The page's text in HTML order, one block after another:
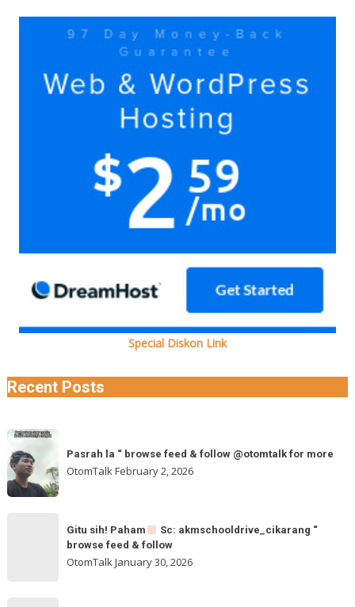
Yuk
Special Diskon Link
Recent Posts
Pasrah
la
browse
@otomtalk
Pasrah la “ browse feed & follow @otomtalk for more
OtomTalk February 2, 2026
Gitu sih! Paham
Sc: akmschooldrive_cikarang “
browse feed & follow
OtomTalkJanuary 30, 2026